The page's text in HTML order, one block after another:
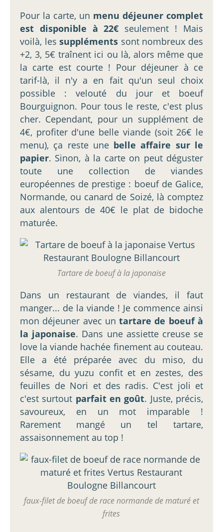
Pour la carte, un menu déjeuner complet
est disponible à 22€ seulement ! Mais
voilà, lessuppléments sont nombreux des
+2, 3, 5€ traînent ici ou là, alors même que
la carte est courte ! Pour déjeuner à ce
tarif-là, il n'y a en fait qu'un seul choix
possible : velouté du jour et boeuf
Bourguignon. Pour tous le reste, c'est plus
cher. Cependant, pour un supplément de
4€, profiter d'une belle viande (soit 26€ le
menu), ça reste une belle affaire sur le
papier. Sinon, à la carte on peut déguster
toute une collection de viandes
européennes de prestige : boeuf de Galice,
Normande, ou canard de Soizé, là comptez
aux alentours de 40€ le plat de bidoche
maturée.
Tartare de boeuf à la japonaise
Dans un restaurant de viandes, il faut
manger... de la viande ! Je commence ainsi
mon déjeuner avec untartare de boeuf à
la japonaise. Dans une assiette creuse se
love la viande hachée finement au couteau.
Elle a été préparée avec du miso, du
sésame, du yuzu confit et en zestes, des
feuilles de Nori et des radis. C'est joli et
c'est surtout parfait en goût. Juste, précis,
savoureux, en un mot imparable !
Rarement mangé un tel tartare,
assaisonnement au top !
faux-filet de boeuf de race normande de maturé et
frites